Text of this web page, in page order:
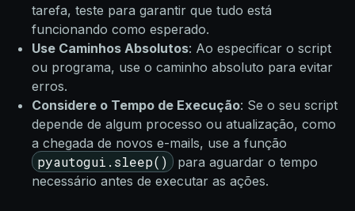
tarefa, teste para garantir que tudo está
funcionando como esperado.
Use Caminhos Absolutos: Ao especificar o script
ou programa, use o caminho absoluto para evitar
erros.
Considere o Tempo de Execução: Se o seu script
depende de algum processo ou atualização, como
a chegada de novos e-mails, use a função
pyautogui.sleep()
para aguardar o tempo
necessário antes de executar as ações.